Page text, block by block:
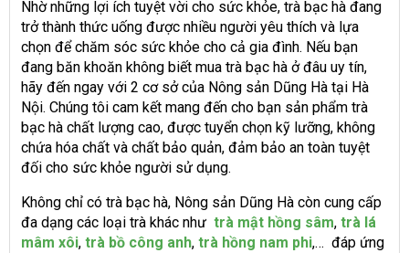
Nhờ những lợi ích tuyệt vời cho sức khỏe, trà bạc hà đang
trở thành thức uống được nhiều người yêu thích và lựa
chọn để chăm sóc sức khỏe cho cả gia đình. Nếu bạn
đang băn khoăn không biết mua trà bạc hà ở đâu uy tín,
hãy đến ngay với 2 cơ sở của Nông sản Dũng Hà tại Hà
Nội. Chúng tôi cam kết mang đến cho bạn sản phẩm trà
bạc hà chất lượng cao, được tuyển chọn kỹ lưỡng, không
chứa hóa chất và chất bảo quản, đảm bảo an toàn tuyệt
đối cho sức khỏe người sử dụng.
Không chỉ có trà bạc hà, Nông sản Dũng Hà còn cung cấp
đa dạng các loại trà khác như trà mật hồng sâm, trà lá
mâm xôi, trà bồ công anh, trà hồng nam phi,… đáp ứng